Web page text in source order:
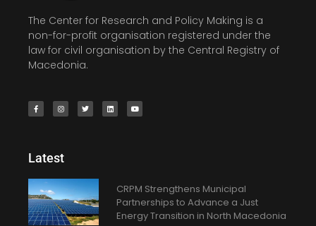
The Center for Research and Policy Making is a
non-for-profit organisation registered under the
law for civil organisation by the Central Registry of
Macedonia.
Latest
CRPM Strengthens Municipal
Partnerships to Advance a Just
Energy Transition in North Macedonia